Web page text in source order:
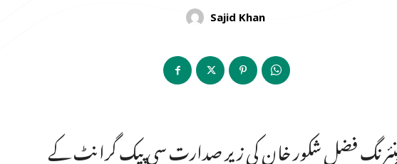
Sajid Khan
فضل شکور خان کی زیر صدارت سی پیک گرانٹ کے